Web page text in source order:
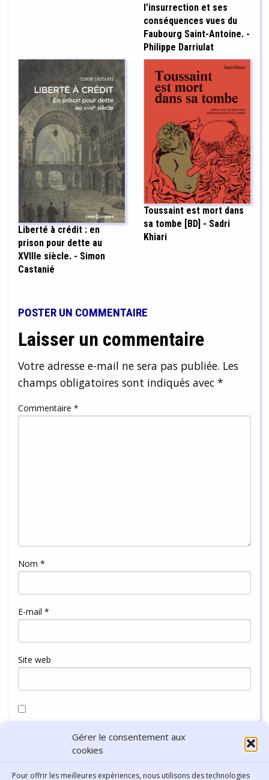
Gérer le consentement aux
cookies
Pour offrir les meilleures expériences, nous utilisons des technologies
l'insurrection et ses
conséquences vues du
Faubourg Saint-Antoine. -
Philippe Darriulat
Liberté à crédit : en
prison pour dette au
XVIIIe siècle. - Simon
Castanié
Toussaint est mort dans
sa tombe [BD] - Sadri
Khiari
POSTER UN COMMENTAIRE
Laisser un commentaire
Votre adresse e-mail ne sera pas publiée. Les
champs obligatoires sont indiqués avec *
Commentaire *
Nom *
E-mail *
Site web
navigateur pour mon prochain commentaire.